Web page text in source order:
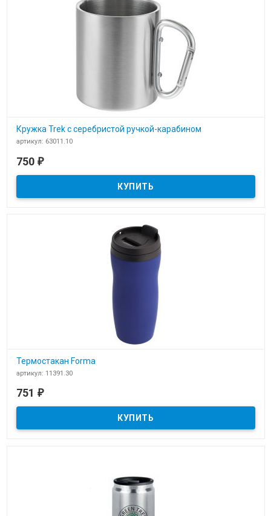
Кружка Trek с серебристой ручкой-карабином
артикул: 63011.10
750 ₽
Термостакан Forma
артикул: 11391.30
751 ₽